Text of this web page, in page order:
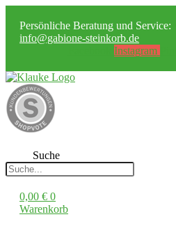
Persönliche Beratung und Service:
info@gabione-steinkorb.de
Instagram
Suche
0,00 € 0
Warenkorb